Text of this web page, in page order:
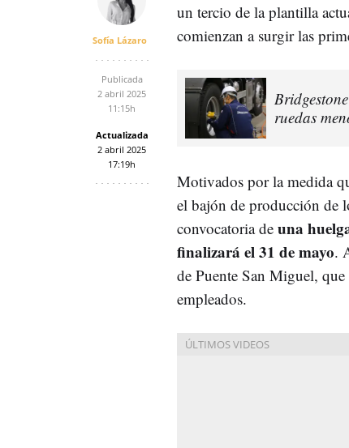
Sofía Lázaro
Publicada
2 abril 2025
11:15h
Actualizada
2 abril 2025
17:19h
un tercio de la plantilla
comienzan a surgir las
ruedas
Motivados por la medida
el bajón de producción de
convocatoria de una
finalizará el 31 de mayo.
de Puente San Miguel, que
empleados.